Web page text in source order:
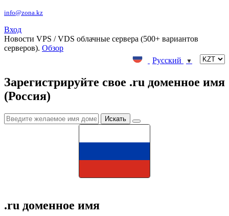
info@zona.kz
Вход
Новости VPS / VDS облачные сервера (500+ вариантов
серверов). Обзор
Русский
▼
Зарегистрируйте свое .ru доменное имя
(Россия)
.ru доменное имя